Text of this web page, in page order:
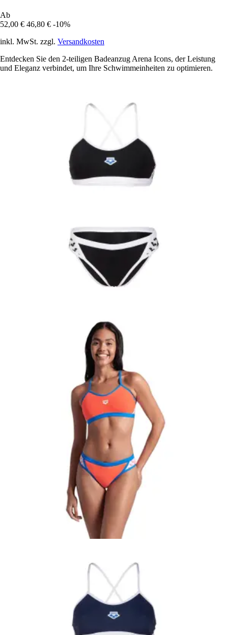
Ab
52,00 € 46,80 € -10%
inkl. MwSt. zzgl. Versandkosten
Entdecken Sie den 2-teiligen Badeanzug Arena Icons, der Leistung
und Eleganz verbindet, um Ihre Schwimmeinheiten zu optimieren.